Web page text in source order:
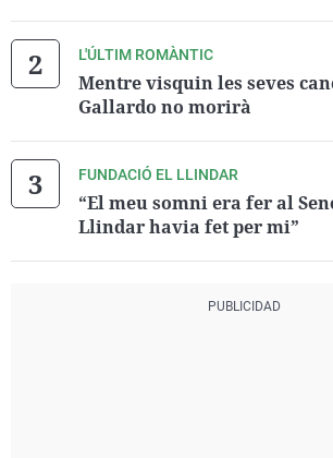
L'ÚLTIM ROMÀNTIC
Mentre visquin les seves
Gallardo no morirà
FUNDACIÓ EL LLINDAR
“El meu somni era fer al
Llindar havia fet per mi”